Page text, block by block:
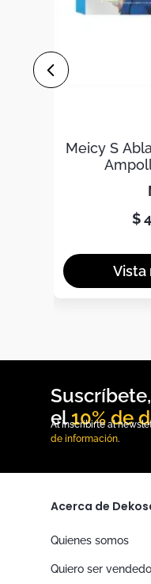
Meicy S
$
10% de
Al inscribirte al
de información.
Acerca de
Quienes somos
Quiero ser